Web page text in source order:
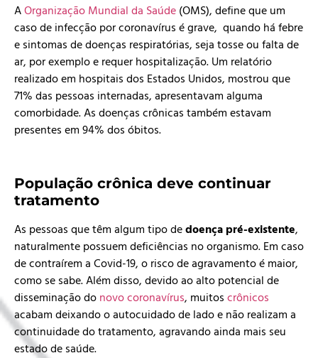
AOrganização Mundial da Saúde (OMS), define que um
caso de infecção por coronavírus é grave, quando há febre
e sintomas de doenças respiratórias, seja tosse ou falta de
ar, por exemplo e requer hospitalização. Um relatório
realizado em hospitais dos Estados Unidos, mostrou que
71% das pessoas internadas, apresentavam alguma
comorbidade. As doenças crônicas também estavam
presentes em 94% dos óbitos.
População crônica deve continuar
tratamento
As pessoas que têm algum tipo dedoença pré-existente,
naturalmente possuem deficiências no organismo. Em caso
de contraírem a Covid-19, o risco de agravamento é maior,
como se sabe. Além disso, devido ao alto potencial de
disseminação do novo coronavírus, muitos crônicos
acabam deixando o autocuidado de lado e não realizam a
continuidade do tratamento, agravando ainda mais seu
estado de saúde.